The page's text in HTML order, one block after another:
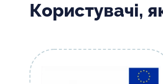
Користувачі,